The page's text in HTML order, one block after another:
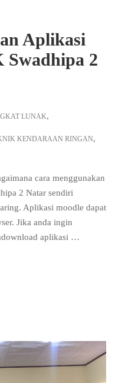
Aplikasi
Swadhipa 2
LUNAK,
KENDARAAN RINGAN,
cara menggunakan
2 Natar sendiri
Aplikasi moodle dapat
Jika anda ingin
aplikasi …